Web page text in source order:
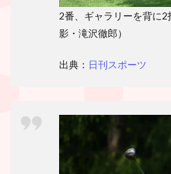
2番、ギャラリーを背に
影・滝沢徹郎）
出典： 日刊スポーツ